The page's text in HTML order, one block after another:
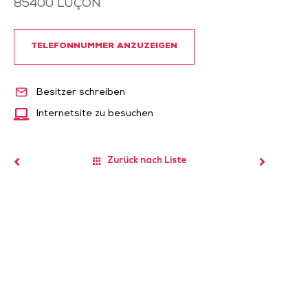
85400 LUÇON
TELEFONNUMMER ANZUZEIGEN
Besitzer schreiben
Internetsite zu besuchen
Zurück nach Liste